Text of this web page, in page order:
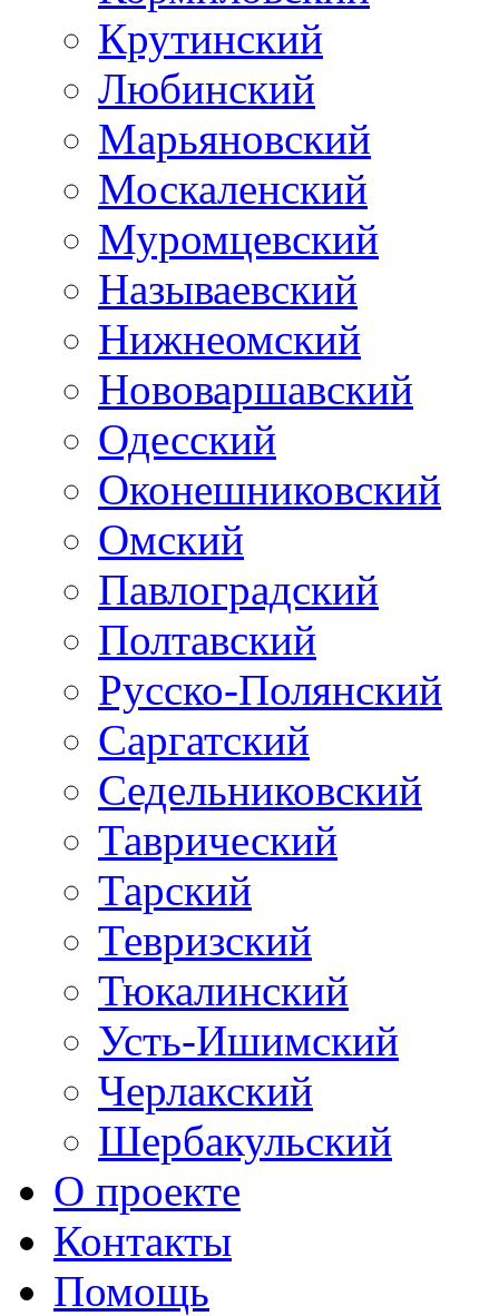
Крутинский
Любинский
Марьяновский
Москаленский
Муромцевский
Называевский
Нижнеомский
Нововаршавский
Одесский
Оконешниковский
Омский
Павлоградский
Полтавский
Русско-Полянский
Саргатский
Седельниковский
Таврический
Тарский
Тевризский
Тюкалинский
Усть-Ишимский
Черлакский
Шербакульский
О проекте
Контакты
Помощь